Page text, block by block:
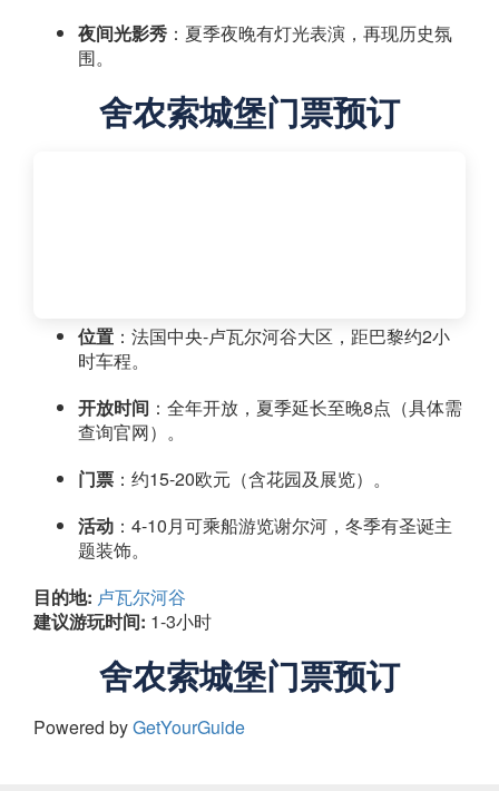
夜间光影秀 ：夏季夜晚有灯光表演，再现历史氛
围。
舍农索城堡门票预订
位置 ：法国中央-卢瓦尔河谷大区，距巴黎约2小
时车程。
开放时间 ：全年开放，夏季延长至晚8点（具体需
查询官网）。
门票 ：约15-20欧元（含花园及展览）。
活动 ：4-10月可乘船游览谢尔河，冬季有圣诞主
题装饰。
目的地: 卢瓦尔河谷
建议游玩时间: 1-3小时
舍农索城堡门票预订
Powered byGetYourGuide